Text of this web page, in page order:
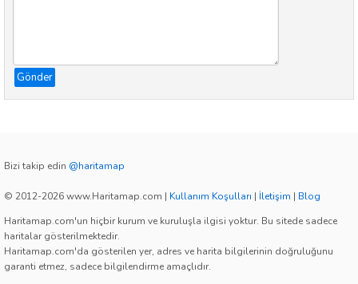
Gönder
Bizi takip edin @haritamap
© 2012-2026 www.Haritamap.com | Kullanım Koşulları | İletişim | Blog
Haritamap.com'un hiçbir kurum ve kuruluşla ilgisi yoktur. Bu sitede sadece
haritalar gösterilmektedir.
Haritamap.com'da gösterilen yer, adres ve harita bilgilerinin doğruluğunu
garanti etmez, sadece bilgilendirme amaçlıdır.